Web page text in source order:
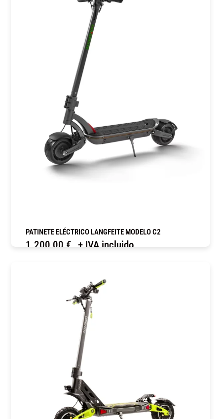
PATINETE ELÉCTRICO LANGFEITE MODELO C2
1.200,00 € + IVA incluido